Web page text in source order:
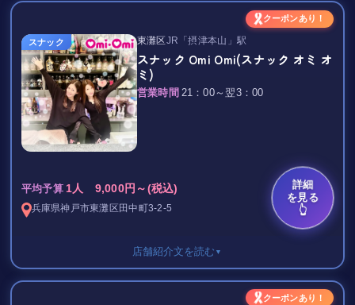
女性は2,000円／1h、またはセット3,000円でフリータイムと選べ
お支払いは現金・各種クレジットカードに対応しています。
火～木は21:00～25:00、金・土は20:30～25:00まで営業していま
す。
尼崎で、気取らず楽しく飲める大人のラウンジ。
尼崎・塚口エリアで、気軽に立ち寄れて心地よく過ごせるラウン
ジをお探しなら
ぜひ「ラウンジ マリン」で、心地よいひとときをお過ごしくださ
仕事帰りの一杯にも、友達との飲み会前の一軒にもぴったり◎
1人飲みでも入りやすく、アットホームさは保証します！
オープニングの今が、いちばん来やすいタイミング！
ぜひ気軽にどうぞ♪
ショット 800円～
ボトルキープ 7,000円～
～ Snack Fiorente ～
新長田駅より徒歩1分!!!
2022年11月にOPENしたばかりのお店です☆.+゜
フレッシュな女の子達を揃えました♪
お一人様でも団体様でもお寛ぎいただける空間となっております
☆彡
今なら「夜まちナビを見た」でお得なクーポン配布中！
この機会に是非お立ち寄りください♪
クーポンあり！
スナック 東灘区JR「摂津本山」駅
スナック Omi Omi(スナック オミ オ
ミ)
営業時間 21：00～翌3：00
平均予算 1人 9,000円～(税込)
兵庫県神戸市東灘区 田中町3-2-5
詳細
を見る
👆
店舗紹介文を読む ▼
クーポンあり！